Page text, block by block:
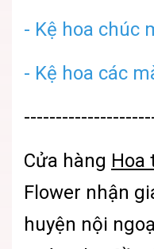
- Kệ hoa chúc
- Kệ hoa các
Cửa hàng Hoa
Flower nhận
huyện nội